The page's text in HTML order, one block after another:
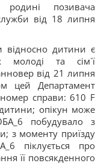
позивача
від 18 липня
відносно дитини є
молоді та сім`ї
від 21 липня
цей Департамент
справи: 610 F
опікун може
побудувало з
з моменту приїзду
піклується про
її повсякденного